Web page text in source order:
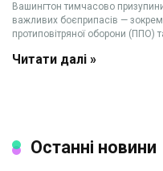
Вашингтон тимчасово
важливих боєприпасів —
протиповітряної оборони (ППО)
Читати далі »
Останні новини